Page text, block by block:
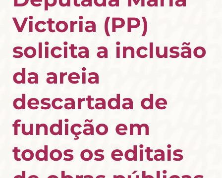
Victoria (PP)
solicita a inclusão
da areia
descartada de
fundição em
todos os editais